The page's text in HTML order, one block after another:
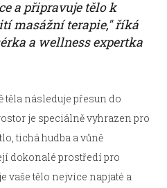
a připravuje tělo k
masážní terapie," říká
a wellness expertka
těla následuje přesun do
je speciálně vyhrazen pro
tichá hudba a vůně
dokonalé prostředí pro
vaše tělo nejvíce napjaté a